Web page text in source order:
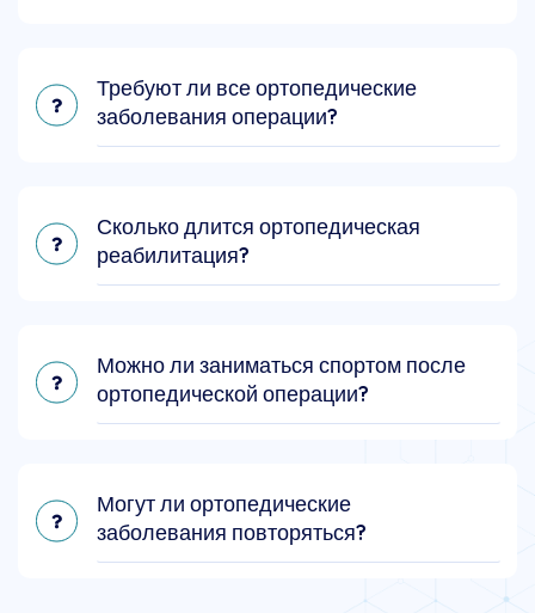
Требуют ли все ортопедические
заболевания операции?
Сколько длится ортопедическая
реабилитация?
Можно ли заниматься спортом после
ортопедической операции?
Могут ли ортопедические
заболевания повторяться?